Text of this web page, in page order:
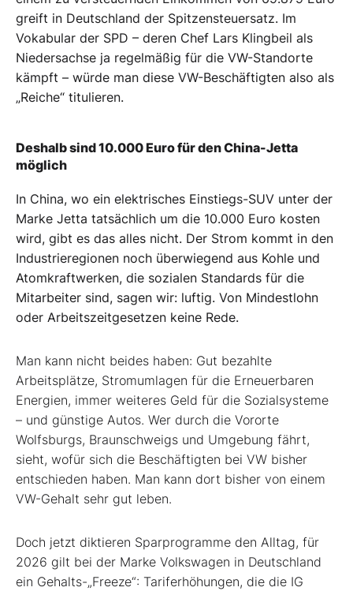
greift in Deutschland der Spitzensteuersatz. Im
Vokabular der SPD – deren Chef Lars Klingbeil als
Niedersachse ja regelmäßig für die VW-Standorte
kämpft – würde man diese VW-Beschäftigten also als
„Reiche“ titulieren.
Deshalb sind 10.000 Euro für den China-Jetta
möglich
In China, wo ein elektrisches Einstiegs-SUV unter der
Marke Jetta tatsächlich um die 10.000 Euro kosten
wird, gibt es das alles nicht. Der Strom kommt in den
Industrieregionen noch überwiegend aus Kohle und
Atomkraftwerken, die sozialen Standards für die
Mitarbeiter sind, sagen wir: luftig. Von Mindestlohn
oder Arbeitszeitgesetzen keine Rede.
Man kann nicht beides haben: Gut bezahlte
Arbeitsplätze, Stromumlagen für die Erneuerbaren
Energien, immer weiteres Geld für die Sozialsysteme
– und günstige Autos. Wer durch die Vororte
Wolfsburgs, Braunschweigs und Umgebung fährt,
sieht, wofür sich die Beschäftigten bei VW bisher
entschieden haben. Man kann dort bisher von einem
VW-Gehalt sehr gut leben.
Doch jetzt diktieren Sparprogramme den Alltag, für
2026 gilt bei der Marke Volkswagen in Deutschland
ein Gehalts-„Freeze“: Tariferhöhungen, die die IG